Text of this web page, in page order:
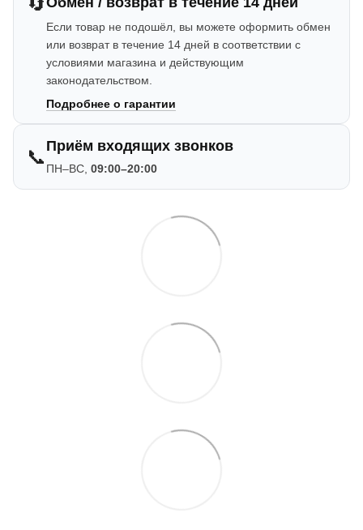
Если товар не подошёл, вы можете оформить обмен
или возврат в течение 14 дней в соответствии с
условиями магазина и действующим
законодательством.
Подробнее о гарантии
📞 Приём входящих звонков
ПН–ВС, 09:00–20:00